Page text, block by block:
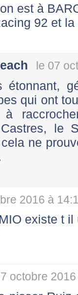
est à
92 et
le 07
étonnant,
qui ont
le
ne
2016 à
existe t
octobre